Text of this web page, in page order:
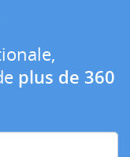
plus de 360